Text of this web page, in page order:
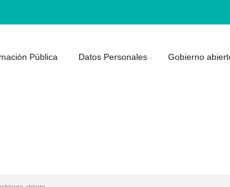
Pública Datos Personales Gobierno